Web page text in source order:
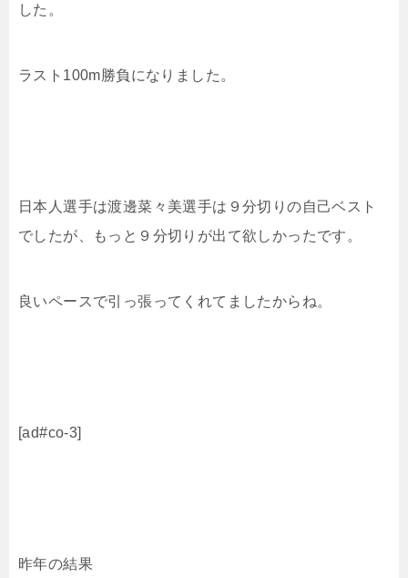
した。
ラスト100m勝負になりました。
日本人選手は渡邊菜々美選手は９分切りの自己ベスト
でしたが、もっと９分切りが出て欲しかったです。
良いペースで引っ張ってくれてましたからね。
[ad#co-3]
昨年の結果